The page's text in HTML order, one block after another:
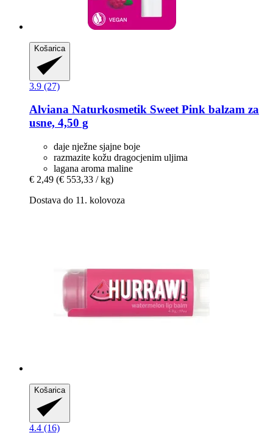
Košarica
3.9 (27)
Alviana Naturkosmetik Sweet Pink balzam za
usne, 4,50 g
daje nježne sjajne boje
razmazite kožu dragocjenim uljima
lagana aroma maline
€ 2,49 (€ 553,33 / kg)
Dostava do 11. kolovoza
Košarica
4.4 (16)